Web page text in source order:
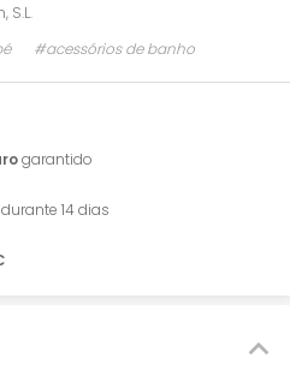
S.L.
#acessórios de banho
garantido
durante 14 dias